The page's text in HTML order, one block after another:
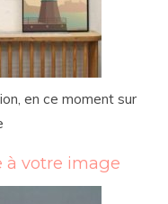
en ce moment sur
à votre image